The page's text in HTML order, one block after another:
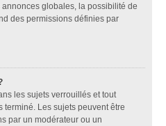
globales, la possibilité de
des permissions définies par
les sujets verrouillés et tout
terminé. Les sujets peuvent être
par un modérateur ou un